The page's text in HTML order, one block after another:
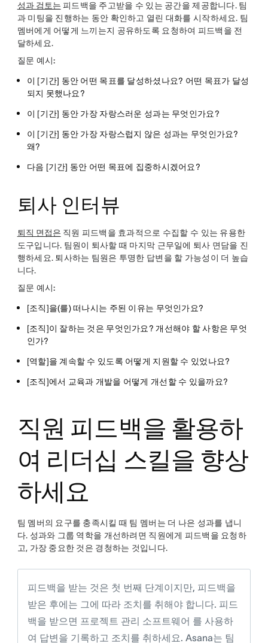
성과 검토는 피드백을 주고받을 수 있는 공간을 제공합니다. 팀
과 미팅을 진행하는 동안 확인하고 열린 대화를 시작하세요. 팀
멤버에게 어떻게 느끼는지 공유하도록 요청하여 피드백을 전
달하세요.
질문 예시:
이 [기간] 동안 어떤 목표를 달성하셨나요? 어떤 목표가 달성
되지 못했나요?
이 [기간] 동안 가장 자랑스러운 성과는 무엇인가요?
이 [기간] 동안 가장 자랑스럽지 않은 성과는 무엇인가요?
왜?
다음 [기간] 동안 어떤 목표에 집중하시겠어요?
퇴사 인터뷰
퇴직 면접은 직원 피드백을 효과적으로 수집할 수 있는 유용한
도구입니다. 팀원이 퇴사할 때 마지막 근무일에 퇴사 면담을 진
행하세요. 퇴사하는 팀원은 투명한 답변을 할 가능성이 더 높습
니다.
질문 예시:
[조직]을(를) 떠나시는 주된 이유는 무엇인가요?
[조직]이 잘하는 것은 무엇인가요? 개선해야 할 사항은 무엇
인가?
[역할]을 계속할 수 있도록 어떻게 지원할 수 있었나요?
[조직]에서 교육과 개발을 어떻게 개선할 수 있을까요?
직원 피드백을 활용하
여 리더십 스킬을 향상
하세요
팀 멤버의 요구를 충족시킬 때 팀 멤버는 더 나은 성과를 냅니
다. 성과와 그룹 역학을 개선하려면 직원에게 피드백을 요청하
고, 가장 중요한 것은 경청하는 것입니다.
피드백을 받는 것은 첫 번째 단계이지만, 피드백을
받은 후에는 그에 따라 조치를 취해야 합니다. 피드
백을 받으면 프로젝트 관리 소프트웨어 를 사용하
여 답변을 기록하고 조치를 취하세요. Asana는 팀